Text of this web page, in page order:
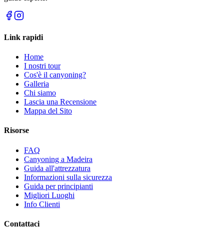
Link rapidi
Home
I nostri tour
Cos'è il canyoning?
Galleria
Chi siamo
Lascia una Recensione
Mappa del Sito
Risorse
FAQ
Canyoning a Madeira
Guida all'attrezzatura
Informazioni sulla sicurezza
Guida per principianti
Migliori Luoghi
Info Clienti
Contattaci